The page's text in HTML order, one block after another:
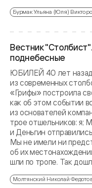
Бурмак Ульяна (Юля)
Вестник
поднебесные
ЮБИЛЕЙ 40 лет
из современных
«Грифы» построила
как об этом событии
из основателей
трое отшельников: я;
и Деньгин
Мы не имели ни
об их
шли по тропе. Так
Молтянский Николай